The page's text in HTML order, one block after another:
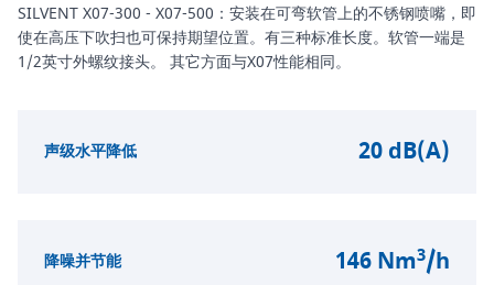
SILVENT X07-300 - X07-500：安装在可弯软管上的不锈钢喷嘴，即
使在高压下吹扫也可保持期望位置。有三种标准长度。软管一端是
1/2英寸外螺纹接头。 其它方面与X07性能相同。
声级水平降低 20 dB(A)
降噪并节能 146 Nm3/h